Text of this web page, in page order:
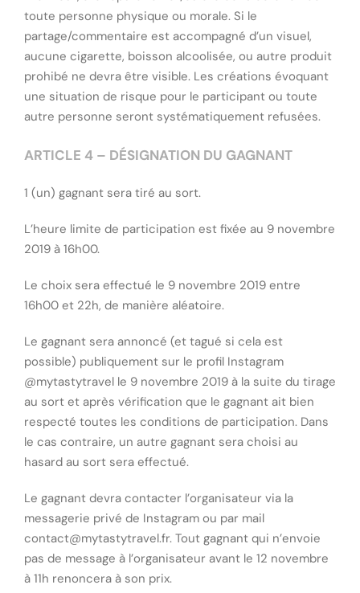
toute personne physique ou morale. Si le
partage/commentaire est accompagné d’un visuel,
aucune cigarette, boisson alcoolisée, ou autre produit
prohibé ne devra être visible. Les créations évoquant
une situation de risque pour le participant ou toute
autre personne seront systématiquement refusées.
ARTICLE 4 – DÉSIGNATION DU GAGNANT
1 (un) gagnant sera tiré au sort.
L’heure limite de participation est fixée au 9 novembre
2019 à 16h00.
Le choix sera effectué le 9 novembre 2019 entre
16h00 et 22h, de manière aléatoire.
Le gagnant sera annoncé (et tagué si cela est
possible) publiquement sur le profil Instagram
@mytastytravel le 9 novembre 2019 à la suite du tirage
au sort et après vérification que le gagnant ait bien
respecté toutes les conditions de participation. Dans
le cas contraire, un autre gagnant sera choisi au
hasard au sort sera effectué.
Le gagnant devra contacter l’organisateur via la
messagerie privé de Instagram ou par mail
contact@mytastytravel.fr. Tout gagnant qui n’envoie
pas de message à l’organisateur avant le 12 novembre
à 11h renoncera à son prix.